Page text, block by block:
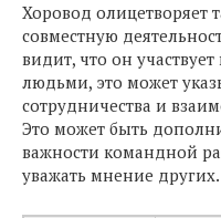
Хоровод олицетворяет
совместную
видит, что он
людьми, это может
сотрудничества и
Это может быть
важности командной
уважать мнение других.